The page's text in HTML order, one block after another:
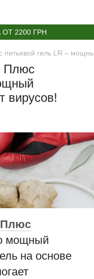
2200 ГРН
гель LR –
Плюс
вирусов!
Плюс
мощный
на основе